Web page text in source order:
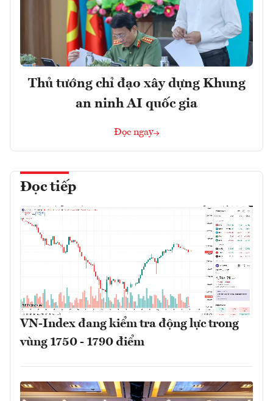
Thủ tướng chỉ đạo xây dựng Khung
an ninh AI quốc gia
Đọc ngay
Đọc tiếp
VN-Index đang kiểm tra động lực trong
vùng 1750 - 1790 điểm